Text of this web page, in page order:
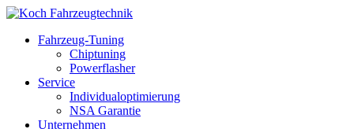
Fahrzeug-Tuning
Chiptuning
Powerflasher
Service
Individualoptimierung
NSA Garantie
Unternehmen